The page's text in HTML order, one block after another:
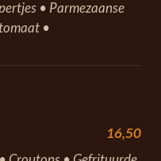
• Parmezaanse
•
16,50